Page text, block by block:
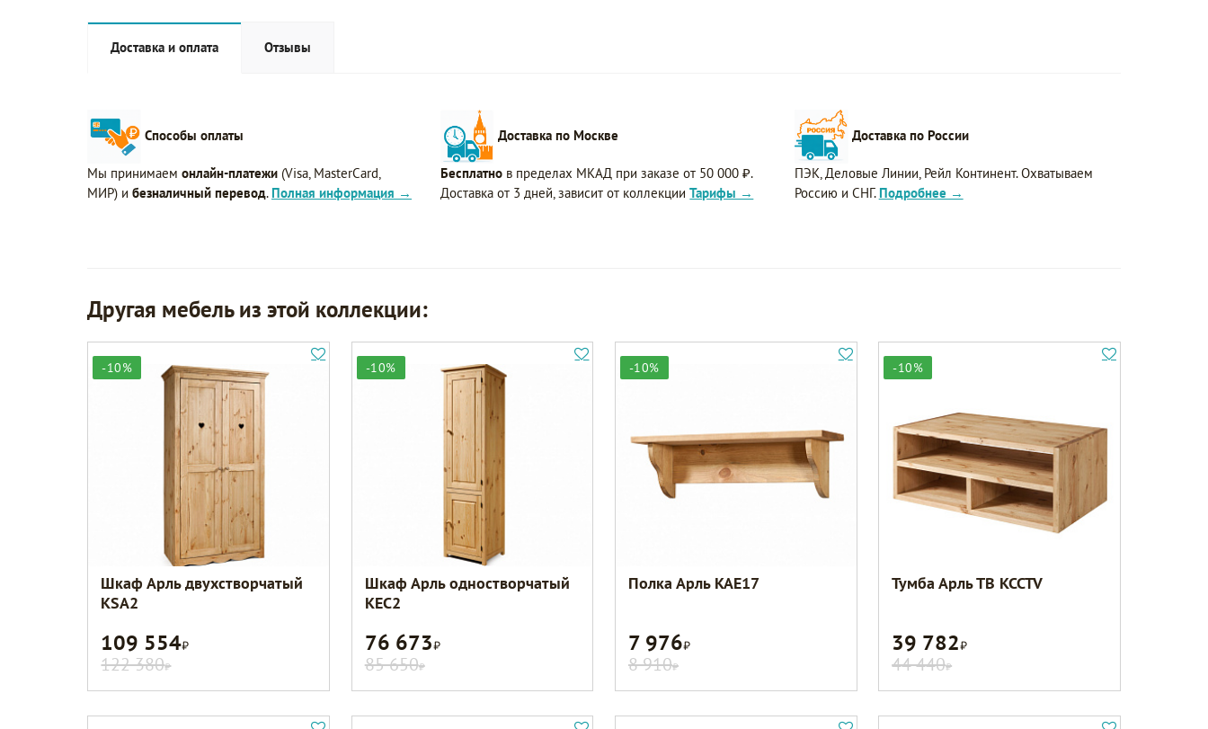
Доставка и оплата Отзывы
Способы оплаты
Мы принимаем онлайн-платежи (Visa, MasterCard,
МИР) и безналичный перевод. Полная информация →
Доставка по Москве
Бесплатно в пределах МКАД при заказе от 50 000 ₽.
Доставка от 3 дней, зависит от коллекцииТарифы →
Доставка по России
ПЭК, Деловые Линии, Рейл Континент. Охватываем
Россию и СНГ. Подробнее →
Другая мебель из этой коллекции:
-10%
Шкаф Арль двухстворчатый
KSA2
109 554Р
122 380Р
-10%
Шкаф Арль одностворчатый
KEC2
76 673Р
85 650Р
-10%
Полка Арль KAE17
7 976Р
8 910Р
-10%
Тумба Арль ТВ KCCTV
39 782Р
44 440Р